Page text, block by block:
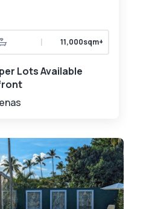
| 11,000sqm+
Lots Available